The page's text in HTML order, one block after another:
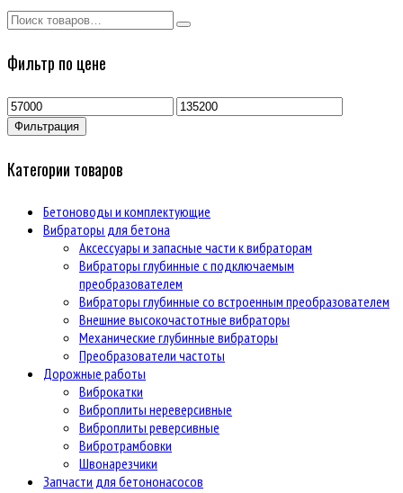
Фильтр по цене
Минимальная
цена
Максимальная
Фильтрация
Категории товаров
Бетоноводы и комплектующие
Вибраторы для бетона
Аксессуары и запасные части к вибраторам
Вибраторы глубинные с подключаемым
преобразователем
Вибраторы глубинные со встроенным преобразователем
Внешние высокочастотные вибраторы
Механические глубинные вибраторы
Преобразователи частоты
Дорожные работы
Виброкатки
Виброплиты нереверсивные
Виброплиты реверсивные
Вибротрамбовки
Швонарезчики
Запчасти для бетононасосов